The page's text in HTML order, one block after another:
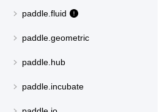
paddle.fluid
paddle.geometric
paddle.hub
paddle.incubate